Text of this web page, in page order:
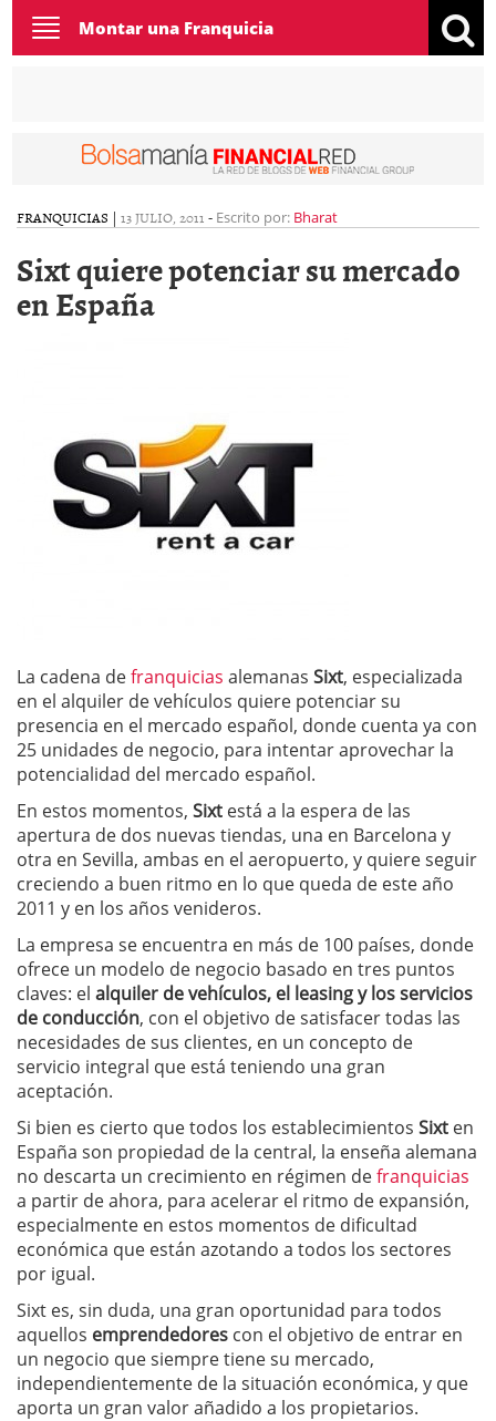
Toggle
navigation
Montar una Franquicia
FRANQUICIAS | 13 JULIO, 2011 - Escrito por: Bharat
Sixt quiere potenciar su mercado
en España
La cadena defranquicias alemanas Sixt, especializada
en el alquiler de vehículos quiere potenciar su
presencia en el mercado español, donde cuenta ya con
25 unidades de negocio, para intentar aprovechar la
potencialidad del mercado español.
En estos momentos, Sixt está a la espera de las
apertura de dos nuevas tiendas, una en Barcelona y
otra en Sevilla, ambas en el aeropuerto, y quiere seguir
creciendo a buen ritmo en lo que queda de este año
2011 y en los años venideros.
La empresa se encuentra en más de 100 países, donde
ofrece un modelo de negocio basado en tres puntos
claves: el alquiler de vehículos, el leasing y los servicios
de conducción, con el objetivo de satisfacer todas las
necesidades de sus clientes, en un concepto de
servicio integral que está teniendo una gran
aceptación.
Si bien es cierto que todos los establecimientos Sixt en
España son propiedad de la central, la enseña alemana
no descarta un crecimiento en régimen defranquicias
a partir de ahora, para acelerar el ritmo de expansión,
especialmente en estos momentos de dificultad
económica que están azotando a todos los sectores
por igual.
Sixt es, sin duda, una gran oportunidad para todos
aquellos emprendedores con el objetivo de entrar en
un negocio que siempre tiene su mercado,
independientemente de la situación económica, y que
aporta un gran valor añadido a los propietarios.